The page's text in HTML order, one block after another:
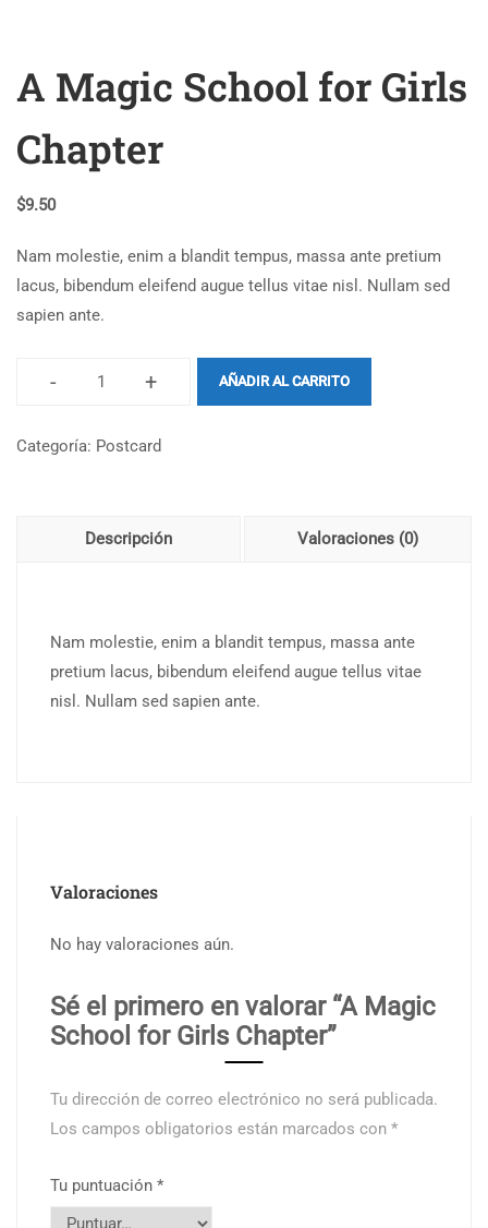
A Magic School for Girls
Chapter
$9.50
Nam molestie, enim a blandit tempus, massa ante pretium
lacus, bibendum eleifend augue tellus vitae nisl. Nullam sed
sapien ante.
- + AÑADIR AL CARRITO
Categoría: Postcard
Descripción Valoraciones (0)
Nam molestie, enim a blandit tempus, massa ante
pretium lacus, bibendum eleifend augue tellus vitae
nisl. Nullam sed sapien ante.
Valoraciones
No hay valoraciones aún.
Sé el primero en valorar “A Magic
School for Girls Chapter”
Tu dirección de correo electrónico no será publicada.
Los campos obligatorios están marcados con *
Tu puntuación *